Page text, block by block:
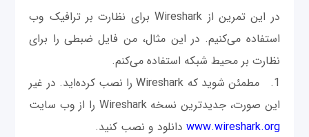
در این تمرین از Wireshark برای نظارت بر ترافیک وب
استفاده می‌کنیم. در این مثال، من فایل ضبطی را برای
نظارت بر محیط شبکه استفاده می‌کنم.
1. مطمئن شوید که Wireshark را نصب کرده‌اید. در غیر
این صورت، جدیدترین نسخه Wireshark را از وب سایت
www.wireshark.org دانلود و نصب کنید.